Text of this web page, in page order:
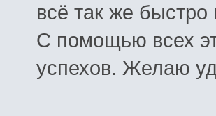
всё так же быстро
С помощью всех
успехов. Желаю